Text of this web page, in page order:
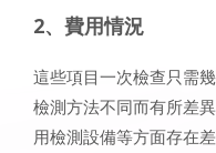
​​2、費用情況​​
這些項目一次檢查只需
檢測方法不同而有所差
用檢測設備等方面存在